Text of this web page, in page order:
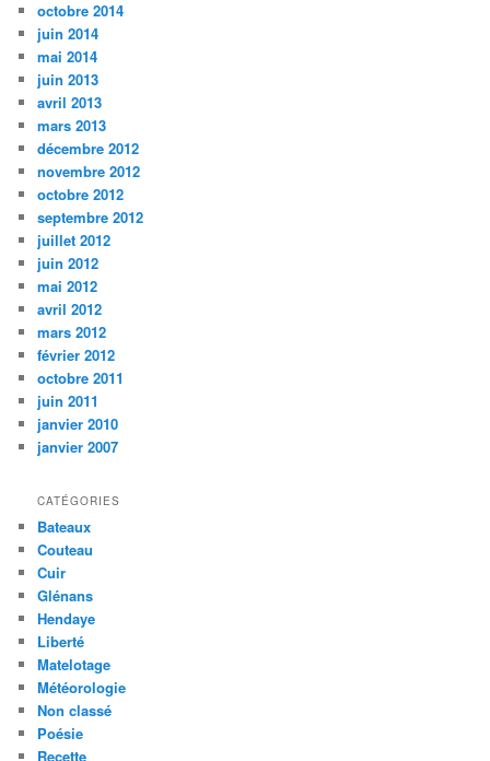
octobre 2014
juin 2014
mai 2014
juin 2013
avril 2013
mars 2013
décembre 2012
novembre 2012
octobre 2012
septembre 2012
juillet 2012
juin 2012
mai 2012
avril 2012
mars 2012
février 2012
octobre 2011
juin 2011
janvier 2010
janvier 2007
CATÉGORIES
Bateaux
Couteau
Cuir
Glénans
Hendaye
Liberté
Matelotage
Météorologie
Non classé
Poésie
Recette